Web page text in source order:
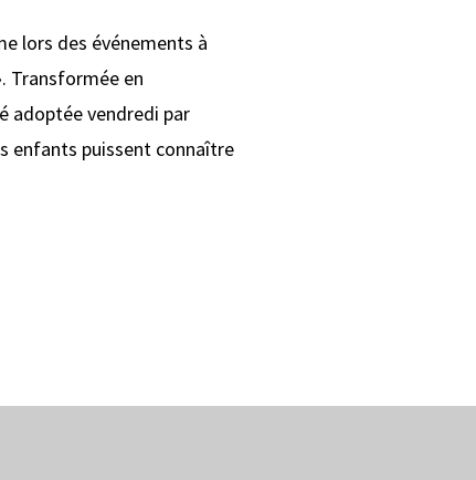
lors des événements à
Transformée en
adoptée vendredi par
enfants puissent connaître